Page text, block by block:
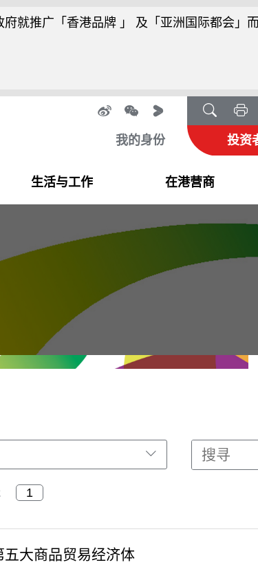
就推广「香港品牌 」 及「亚洲国际都会」
我的身份 投资
生活与工作 在港营商
大商品贸易经济体